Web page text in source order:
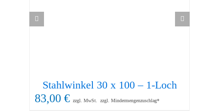
Stahlwinkel 30 x 100 – 1-Loch
83,00 € zzgl. MwSt. zzgl. Mindermengenzuschlag*